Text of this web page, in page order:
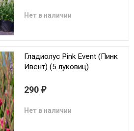
Нет в наличии
Гладиолус Pink Event (Пинк
Ивент) (5 луковиц)
290 ₽
Нет в наличии